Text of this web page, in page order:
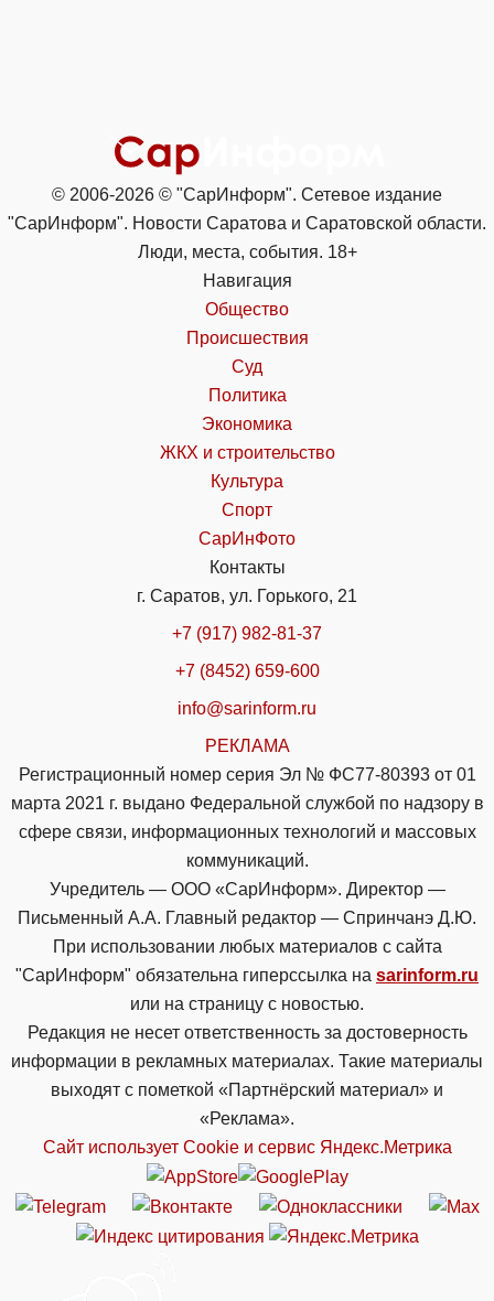
© 2006-2026 © "СарИнформ". Сетевое издание
"СарИнформ". Новости Саратова и Саратовской области.
Люди, места, события. 18+
Навигация
Общество
Происшествия
Суд
Политика
Экономика
ЖКХ и строительство
Культура
Спорт
СарИнФото
Контакты
г. Саратов, ул. Горького, 21
+7 (917) 982-81-37
+7 (8452) 659-600
info@sarinform.ru
РЕКЛАМА
Регистрационный номер серия Эл № ФС77-80393 от 01
марта 2021 г. выдано Федеральной службой по надзору в
сфере связи, информационных технологий и массовых
коммуникаций.
Учредитель — ООО «СарИнформ». Директор —
Письменный А.А. Главный редактор — Спринчанэ Д.Ю.
При использовании любых материалов с сайта
"СарИнформ" обязательна гиперссылка на sarinform.ru
или на страницу с новостью.
Редакция не несет ответственность за достоверность
информации в рекламных материалах. Такие материалы
выходят с пометкой «Партнёрский материал» и
«Реклама».
Сайт использует Cookie и сервиc Яндекс.Метрика